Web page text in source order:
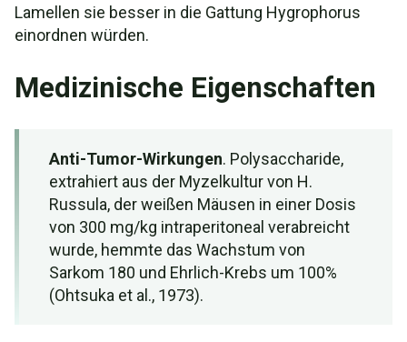
Lamellen sie besser in die Gattung Hygrophorus
einordnen würden.
Medizinische Eigenschaften
Anti-Tumor-Wirkungen. Polysaccharide,
extrahiert aus der Myzelkultur von H.
Russula, der weißen Mäusen in einer Dosis
von 300 mg/kg intraperitoneal verabreicht
wurde, hemmte das Wachstum von
Sarkom 180 und Ehrlich-Krebs um 100%
(Ohtsuka et al., 1973).